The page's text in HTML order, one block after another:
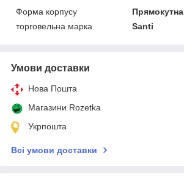
Форма корпусу
Прямокутна
торговельна марка
Santi
Умови доставки
Нова Пошта
Магазини Rozetka
Укрпошта
Всі умови доставки